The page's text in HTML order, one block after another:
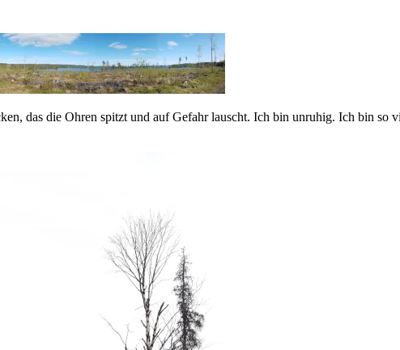
das die Ohren spitzt und auf Gefahr lauscht. Ich bin unruhig. Ich bin